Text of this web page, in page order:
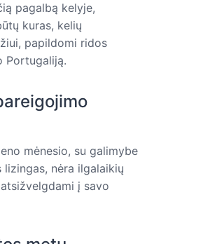
pagalbą kelyje,
kuras, kelių
papildomi ridos
Portugaliją.
mėnesio, su galimybe
nėra ilgalaikių
į savo